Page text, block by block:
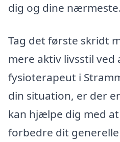
dig og dine nærmeste.
Tag det første skridt
mere aktiv livsstil ved
fysioterapeut i
din situation, er der
kan hjælpe dig med
forbedre dit